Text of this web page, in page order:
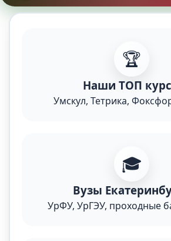
🏆
Наши ТОП
Умскул, Тетрика,
🎓
Вузы
УрФУ, УрГЭУ, проходные